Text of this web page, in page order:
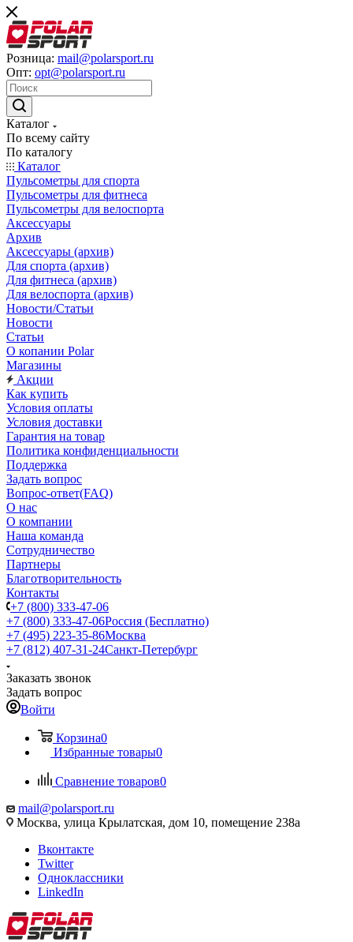
Розница: mail@polarsport.ru
Опт: opt@polarsport.ru
Каталог
По всему сайту
По каталогу
Каталог
Пульсометры для спорта
Пульсометры для фитнеса
Пульсометры для велоспорта
Аксессуары
Архив
Аксессуары (архив)
Для спорта (архив)
Для фитнеса (архив)
Для велоспорта (архив)
Новости/Статьи
Новости
Статьи
О копании Polar
Магазины
Акции
Как купить
Условия оплаты
Условия доставки
Гарантия на товар
Политика конфиденциальности
Поддержка
Задать вопрос
Вопрос-ответ(FAQ)
О нас
О компании
Наша команда
Сотрудничество
Партнеры
Благотворительность
Контакты
+7 (800) 333-47-06
+7 (800) 333-47-06Россия (Бесплатно)
+7 (495) 223-35-86Москва
+7 (812) 407-31-24Санкт-Петербург
Заказать звонок
Задать вопрос
Войти
Корзина0
Избранные товары0
Сравнение товаров0
mail@polarsport.ru
Москва, улица Крылатская, дом 10, помещение 238а
Вконтакте
Twitter
Одноклассники
LinkedIn